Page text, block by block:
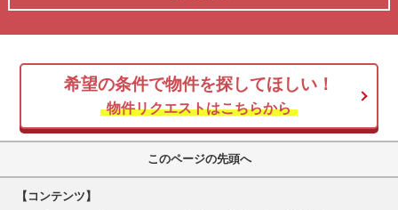
希望の条件で物件を探してほしい！
物件リクエストはこちらから
このページの先頭へ
【コンテンツ】